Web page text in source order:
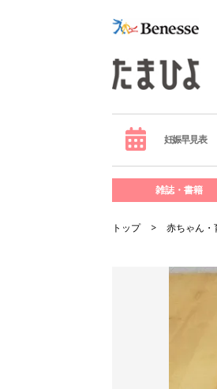
妊娠早見表
雑誌・書籍
トップ 赤ちゃん・